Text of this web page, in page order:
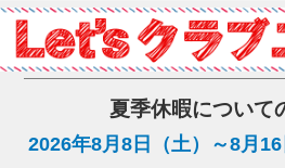
ー
ワ
ー
ド
夏季休暇について
2026年8月8日（土）～8月16